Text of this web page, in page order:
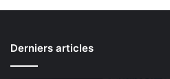
Derniers articles